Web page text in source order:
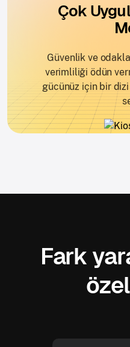
Çok
Güvenlik ve
verimliliği ödün
gücünüz için bir
Fark